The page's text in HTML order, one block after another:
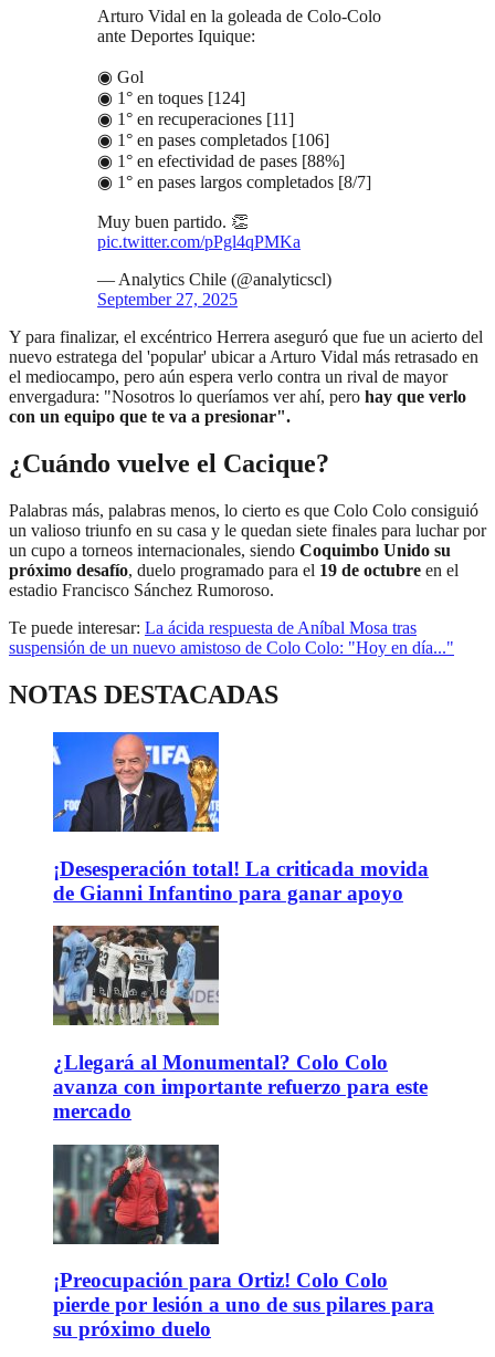
Arturo Vidal en la goleada de Colo-Colo
ante Deportes Iquique:
◉ Gol
◉ 1° en toques [124]
◉ 1° en recuperaciones [11]
◉ 1° en pases completados [106]
◉ 1° en efectividad de pases [88%]
◉ 1° en pases largos completados [8/7]
Muy buen partido. 👏
pic.twitter.com/pPgl4qPMKa
— Analytics Chile (@analyticscl)
September 27, 2025
Y para finalizar, el excéntrico Herrera aseguró que fue un acierto del
nuevo estratega del 'popular' ubicar a Arturo Vidal más retrasado en
el mediocampo, pero aún espera verlo contra un rival de mayor
envergadura: "Nosotros lo queríamos ver ahí, pero hay que verlo
con un equipo que te va a presionar".
¿Cuándo vuelve el Cacique?
Palabras más, palabras menos, lo cierto es que Colo Colo consiguió
un valioso triunfo en su casa y le quedan siete finales para luchar por
un cupo a torneos internacionales, siendo Coquimbo Unido su
próximo desafío, duelo programado para el 19 de octubre en el
estadio Francisco Sánchez Rumoroso.
Te puede interesar: La ácida respuesta de Aníbal Mosa tras
suspensión de un nuevo amistoso de Colo Colo: "Hoy en día..."
NOTAS DESTACADAS
¡Desesperación total! La criticada movida
de Gianni Infantino para ganar apoyo
¿Llegará al Monumental? Colo Colo
avanza con importante refuerzo para este
mercado
¡Preocupación para Ortiz! Colo Colo
pierde por lesión a uno de sus pilares para
su próximo duelo